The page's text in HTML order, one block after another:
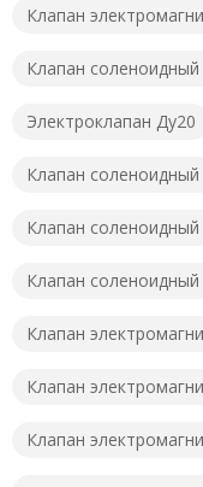
Клапан
Клапан соленоидный
Электроклапан Ду20
Клапан
Клапан
Клапан
Клапан
Клапан
Клапан